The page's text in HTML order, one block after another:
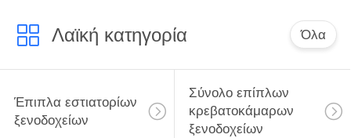
Λαϊκή κατηγορία Όλα
Έπιπλα εστιατορίων
ξενοδοχείων
Σύνολο επίπλων
κρεβατοκάμαρων
ξενοδοχείων